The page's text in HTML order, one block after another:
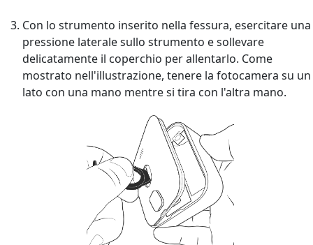
Con lo strumento inserito nella fessura, esercitare una
pressione laterale sullo strumento e sollevare
delicatamente il coperchio per allentarlo. Come
mostrato nell'illustrazione, tenere la fotocamera su un
lato con una mano mentre si tira con l'altra mano.